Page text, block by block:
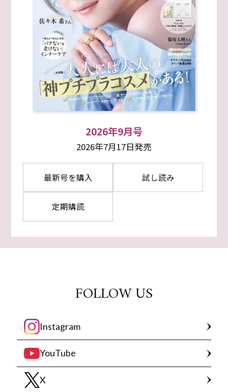
2026年9月号
2026年7月17日発売
最新号を購入 試し読み
定期購読
FOLLOW US
Instagram
YouTube
X